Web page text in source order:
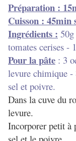
Préparation :
Cuisson : 45min
Ingrédients :
tomates cerises -
Pour la pâte : 3
levure chimique
sel et poivre.
Dans la cuve du
levure.
Incorporer petit à